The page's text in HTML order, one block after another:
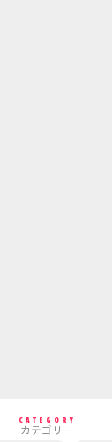
CATEGORY
カテゴリー